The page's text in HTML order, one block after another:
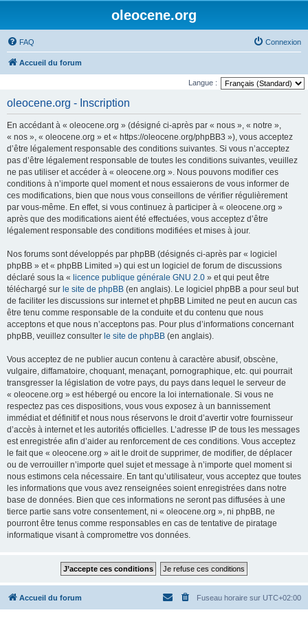
oleocene.org
FAQ Connexion
Accueil du forum
Langue :
oleocene.org - Inscription
En accédant à « oleocene.org » (désigné ci-après par « nous », « notre »,
« nos », « oleocene.org » et « https://oleocene.org/phpBB3 »), vous acceptez
d’être légalement responsable des conditions suivantes. Si vous n’acceptez
pas d’être légalement responsable de toutes les conditions suivantes, veuillez
ne pas utiliser et accéder à « oleocene.org ». Nous pouvons modifier ces
conditions à n’importe quel moment et nous essaierons de vous informer de
ces modifications, bien que nous vous conseillons de vérifier régulièrement
par vous-même. En effet, si vous continuez à participer à « oleocene.org »
après que des modifications aient été effectuées, vous acceptez d’être
légalement responsable des conditions modifiées et mises à jour.
Nos forums sont développés par phpBB (désignés ci-après par « logiciel
phpBB » et « phpBB Limited ») qui est un logiciel de forum de discussions
déclaré sous la « licence publique générale GNU 2.0 » et qui peut être
téléchargé sur le site de phpBB (en anglais). Le logiciel phpBB a pour seul but
de faciliter les discussions sur internet et phpBB Limited ne peut en aucun cas
être tenu comme responsable de la conduite et du contenu que nous
acceptons et que nous n’acceptons pas. Pour plus d’informations concernant
phpBB, veuillez consulter le site de phpBB (en anglais).
Vous acceptez de ne publier aucun contenu à caractère abusif, obscène,
vulgaire, diffamatoire, choquant, menaçant, pornographique, etc. qui pourrait
transgresser la législation de votre pays, du pays dans lequel le serveur de
« oleocene.org » est hébergé ou encore la loi internationale. Si vous ne
respectez pas ces dispositions, vous vous exposez à un bannissement
immédiat et définitif et nous nous réservons le droit d’avertir votre fournisseur
d’accès à internet et les autorités officielles. L’adresse IP de tous les messages
est enregistrée afin d’aider au renforcement de ces conditions. Vous acceptez
le fait que « oleocene.org » ait le droit de supprimer, de modifier, de déplacer
ou de verrouiller n’importe quel sujet et message à n’importe quel moment si
nous estimons cela nécessaire. En tant qu’utilisateur, vous acceptez que toutes
les informations que vous avez renseignées soient enregistrées dans notre
base de données. Bien que ces informations ne seront pas diffusées à une
tierce partie sans votre consentement, ni « oleocene.org », ni phpBB, ne
pourront être tenus comme responsables en cas de tentative de piratage
informatique visant à compromettre vos données.
Accueil du forum Fuseau horaire sur UTC+02:00